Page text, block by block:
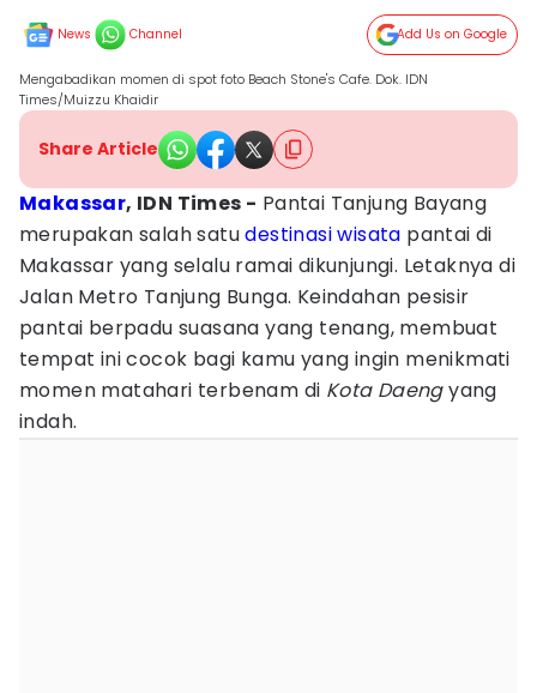
News Channel Add Us on Google
Mengabadikan momen di spot foto Beach Stone's Cafe. Dok. IDN
Times/Muizzu Khaidir
Share Article
Makassar, IDN Times - Pantai Tanjung Bayang
merupakan salah satudestinasi wisata pantai di
Makassar yang selalu ramai dikunjungi. Letaknya di
Jalan Metro Tanjung Bunga. Keindahan pesisir
pantai berpadu suasana yang tenang, membuat
tempat ini cocok bagi kamu yang ingin menikmati
momen matahari terbenam di Kota Daengyang
indah.